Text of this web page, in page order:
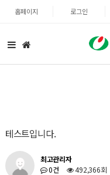
홈페이지 로그인
테스트입니다.
최고관리자
0건
492,366회